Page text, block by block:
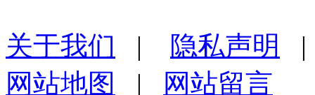
关于我们 | 隐私声明
网站地图
|
网站留言